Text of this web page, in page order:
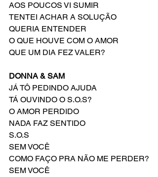
AOS POUCOS VI SUMIR
TENTEI ACHAR A SOLUÇÃO
QUERIA ENTENDER
O QUE HOUVE COM O AMOR
QUE UM DIA FEZ VALER?
DONNA & SAM
JÁ TÔ PEDINDO AJUDA
TÁ OUVINDO O S.O.S?
O AMOR PERDIDO
NADA FAZ SENTIDO
S.O.S
SEM VOCÊ
COMO FAÇO PRA NÃO ME PERDER?
SEM VOCÊ